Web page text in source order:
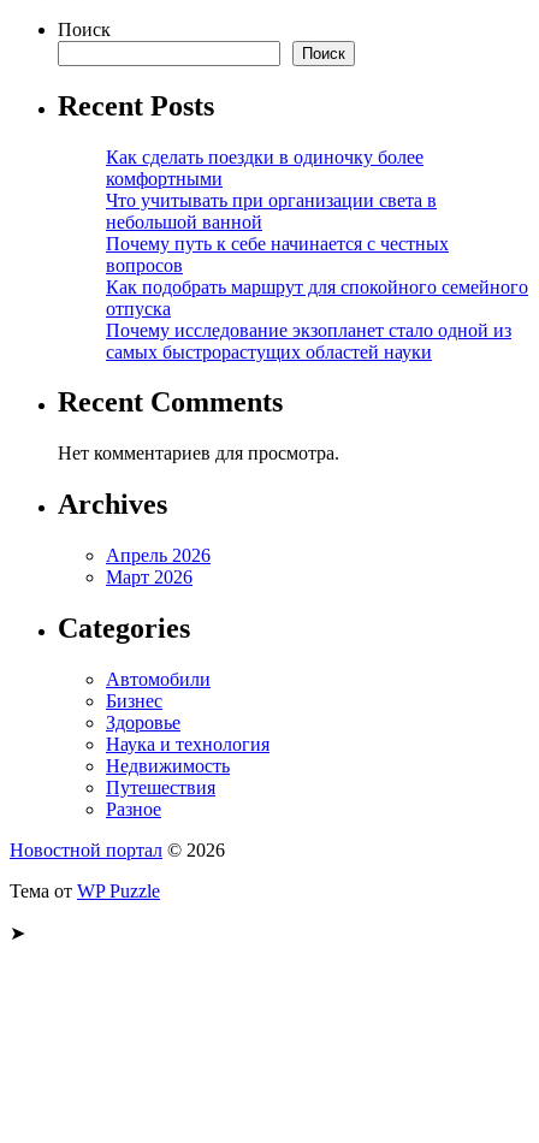
Поиск
Поиск
Recent Posts
Как сделать поездки в одиночку более
комфортными
Что учитывать при организации света в
небольшой ванной
Почему путь к себе начинается с честных
вопросов
Как подобрать маршрут для спокойного семейного
отпуска
Почему исследование экзопланет стало одной из
самых быстрорастущих областей науки
Recent Comments
Нет комментариев для просмотра.
Archives
Апрель 2026
Март 2026
Categories
Автомобили
Бизнес
Здоровье
Наука и технология
Недвижимость
Путешествия
Разное
Новостной портал © 2026
Тема от WP Puzzle
➤